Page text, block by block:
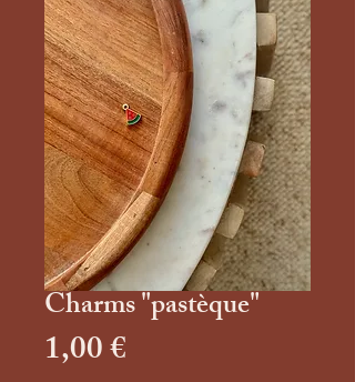
Charms "pastèque"
1,00 €